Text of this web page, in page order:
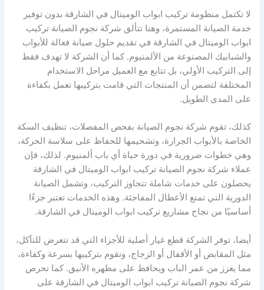
لا تكتمل منظومة تركيب ابواب الوميتال في الشارقة بدون توفير
خدمة الصيانة المستمرة، وهنا تتألق شركة نجوم الصيانة تركيب
ابواب الوميتال في الشارقة في تقديم حلول صيانة فعالة للأبواب
والشبابيك المصنوعة من الألمنيوم. كما أن الشركة لا تهدف فقط
إلى التركيب الأولي، بل تتابع مع العميل مراحل الاستخدام
المختلفة لتضمن أن المنتجات التي قامت بتركيبها تعمل بكفاءة
على المدى الطويل.
كذلك، تقوم شركة نجوم الصيانة بفحص المفصلات، تنظيف السكة
الخاصة بالأبواب الجرارة، وتشحيمها للحفاظ على سلاسة الحركة،
وهي خطوات ضرورية في دورة حياة أي باب ألمنيوم. لذلك، فإن
عملاء شركة نجوم الصيانة تركيب ابواب الوميتال في الشارقة
يحصلون على خدمات شاملة تتجاوز التركيب، وتشمل الصيانة
الدورية التي تمنع الأعطال المفاجئة. وهذه الخدمات تعتبر جزءًا
أساسيًا من نجاح مشاريع تركيب ابواب الوميتال في الشارقة.
أيضا، توفر الشركة قطع غيار أصلية للأجزاء التي قد تتعرض للتآكل،
مثل المقابض أو الأقفال أو الزجاج، وتقوم بتركيبها بسرعة وكفاءة،
مما يعزز من عمر الباب ويحافظ على مظهره الأنيق. كما تحرص
شركة نجوم الصيانة تركيب ابواب الوميتال في الشارقة على